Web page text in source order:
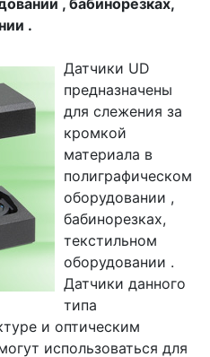
, бабинорезках,
.
Датчики UD
предназначены
для слежения за
кромкой
материала в
полиграфическом
оборудовании ,
бабинорезках,
текстильном
оборудовании .
Датчики данного
типа
и оптическим
использоваться для